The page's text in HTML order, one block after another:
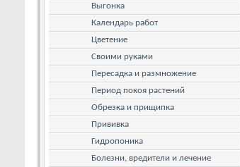
Выгонка
Календарь работ
Цветение
Своими руками
Пересадка и размножение
Период покоя растений
Обрезка и прищипка
Прививка
Гидропоника
Болезни, вредители и лечение